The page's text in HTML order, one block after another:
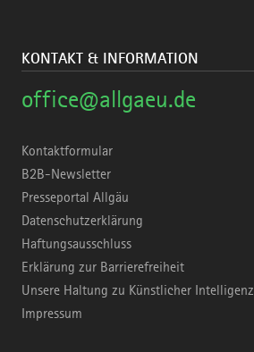
KONTAKT & INFORMATION
office@allgaeu.de
Kontaktformular
B2B-Newsletter
Presseportal Allgäu
Datenschutzerklärung
Haftungsausschluss
Erklärung zur Barrierefreiheit
Unsere Haltung zu Künstlicher Intelligenz
Impressum